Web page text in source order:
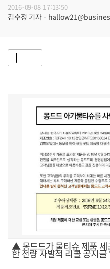
2016-09-08 17:13:50
김수정 기자 -
▲ 몽드드가 물티슈 제품 세
한 전량 자발적 리콜 공지